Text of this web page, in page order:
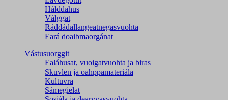
Hálddahus
Válggat
Ráđđádallangeatnegas­vuohta
Eará doaibmaorgánat
Vástusuorggit
Ealáhusat, vuoigatvuohta ja biras
Skuvlen ja oahppamateriála
Kultuvra
Sámegielat